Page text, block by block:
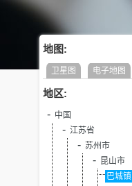
地图:
卫星图 电子地图
地区:
中国
江苏省
苏州市
昆山市
巴城镇